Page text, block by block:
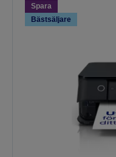
Spara
Bästsäljare